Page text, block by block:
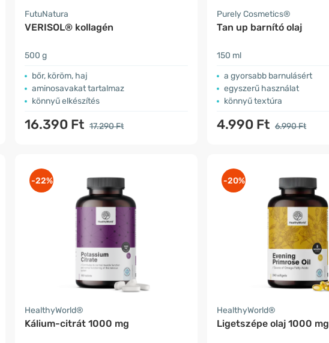
FutuNatura
VERISOL® kollagén
500 g
bőr, köröm, haj
aminosavakat tartalmaz
könnyű elkészítés
16.390 Ft 17.290 Ft
Purely Cosmetics®
Tan up barnító olaj
150 ml
a gyorsabb barnulásért
egyszerű használat
könnyű textúra
4.990 Ft 6.990 Ft
-22%
HealthyWorld®
Kálium-citrát 1000 mg
-20%
HealthyWorld®
Ligetszépe olaj 1000 mg